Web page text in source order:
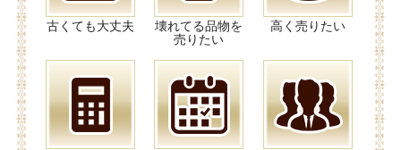
古くても大丈夫
壊れてる品物を
売りたい
高く売りたい